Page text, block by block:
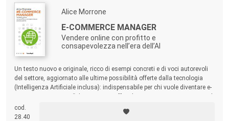
Alice Morrone
E-COMMERCE MANAGER
Vendere online con profitto e
consapevolezza nell’era dell’AI
Un testo nuovo e originale, ricco di esempi concreti e di voci autorevoli
del settore, aggiornato alle ultime possibilità offerte dalla tecnologia
(Intelligenza Artificiale inclusa): indispensabile per chi vuole diventare e-
meglio la figura chiave dell’e-commerce manager” (Davide Casaleggio,
CEO Casaleggio e Associati).
cod.
28.40